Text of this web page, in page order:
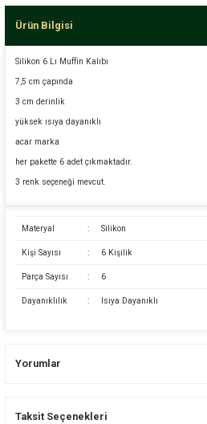
Ürün Bilgisi
Silikon 6 Lı Muffin Kalıbı
7,5 cm çapında
3 cm derinlik
yüksek ısıya dayanıklı
acar marka
her pakette 6 adet çıkmaktadır.
3 renk seçeneği mevcut.
Materyal : Silikon
Kişi Sayısı : 6 Kişilik
Parça Sayısı : 6
Dayanıklılık : Isıya Dayanıklı
Yorumlar
Taksit Seçenekleri